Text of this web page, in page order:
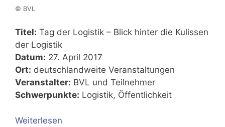
© BVL
Titel: Tag der Logistik – Blick hinter die Kulissen
der Logistik
Datum: 27. April 2017
Ort: deutschlandweite Veranstaltungen
Veranstalter: BVL und Teilnehmer
Schwerpunkte: Logistik, Öffentlichkeit
Weiterlesen